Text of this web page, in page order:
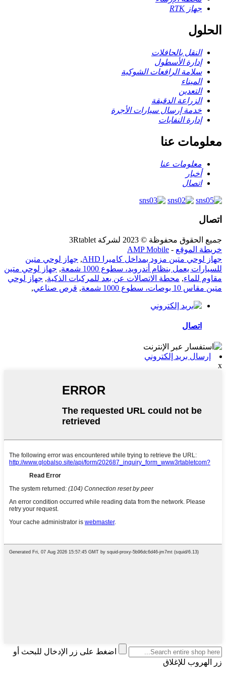
جهاز RTK
الحلول
النقل بالحافلات
إدارة الأسطول
سلامة الرافعات الشوكية
الميناء
التعدين
الزراعة الدقيقة
خدمة إرسال سيارات الأجرة
إدارة النفايات
معلومات عنا
معلومات عنا
أخبار
اتصال
اتصال
جميع الحقوق محفوظة © 2023 لشركة 3Rtablet
خريطة الموقع -
AMP Mobile
جهاز لوحي متين مزود بمداخل كاميرا AHD
, جهاز لوحي متين
للسيارات يعمل بنظام أندرويد، سطوع 1000 شمعة
, جهاز لوحي متين
مقاوم للماء, محطة الاتصالات عن بعد للمركبات الذكية, جهاز لوحي
متين مقاس 10 بوصات، سطوع 1000 شمعة
, قرص صناعي,
اتصال
إرسال بريد إلكتروني
x
اضغط على زر الإدخال للبحث أو
زر الهروب للإغلاق